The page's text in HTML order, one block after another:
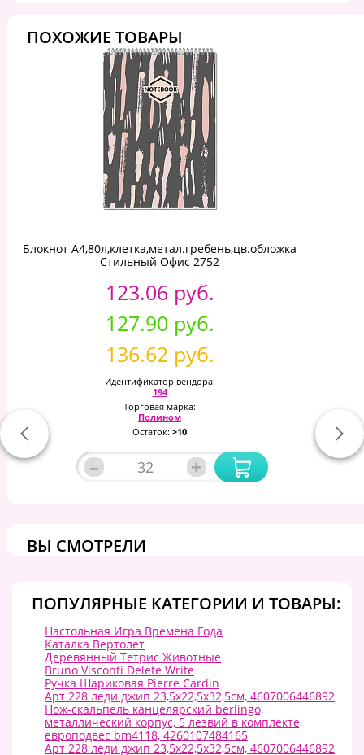
ПОХОЖИЕ ТОВАРЫ
Блокнот А4,80л,клетка,метал.гребень,цв.обложка
Стильный Офис 2752
123.06 руб.
127.90 руб.
136.62 руб.
Идентификатор вендора:
194
Торговая марка:
Полином
Остаток: >10
– +
ВЫ СМОТРЕЛИ
ПОПУЛЯРНЫЕ КАТЕГОРИИ И ТОВАРЫ:
Настольная Игра Времена Года
Каталка Вертолет
Деревянный Тетрис Животные
Bruno Visconti Delete Write
Ручка Шариковая Pierre Cardin
Арт 228 леди джип 23,5х22,5х32,5см, 4607006446892
Нож-скальпель канцелярский berlingo,
металлический корпус, 5 лезвий в комплекте,
европодвес bm4118, 4260107484165
Арт 228 леди джип 23,5х22,5х32,5см, 4607006446892